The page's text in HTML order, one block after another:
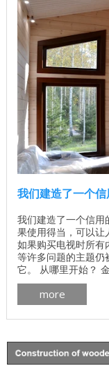
我们建造了一个
我们建造了一个信用
果使用得当，可以让
如果购买电视时所有
等许多问题的主题仍
它。 从哪里开始？
more